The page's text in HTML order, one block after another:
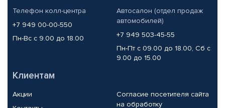
Телефон колл-центра
+7 949 00-00-550
Пн-Вс с 9.00 до 18.00
Автосалон (отдел продаж
автомобилей)
+7 949 503-45-55
Пн-Пт с 09.00 до 18.00, Сб с
9.00 до 15.00
Клиентам
Акции
Согласие посетителя сайта
на обработку